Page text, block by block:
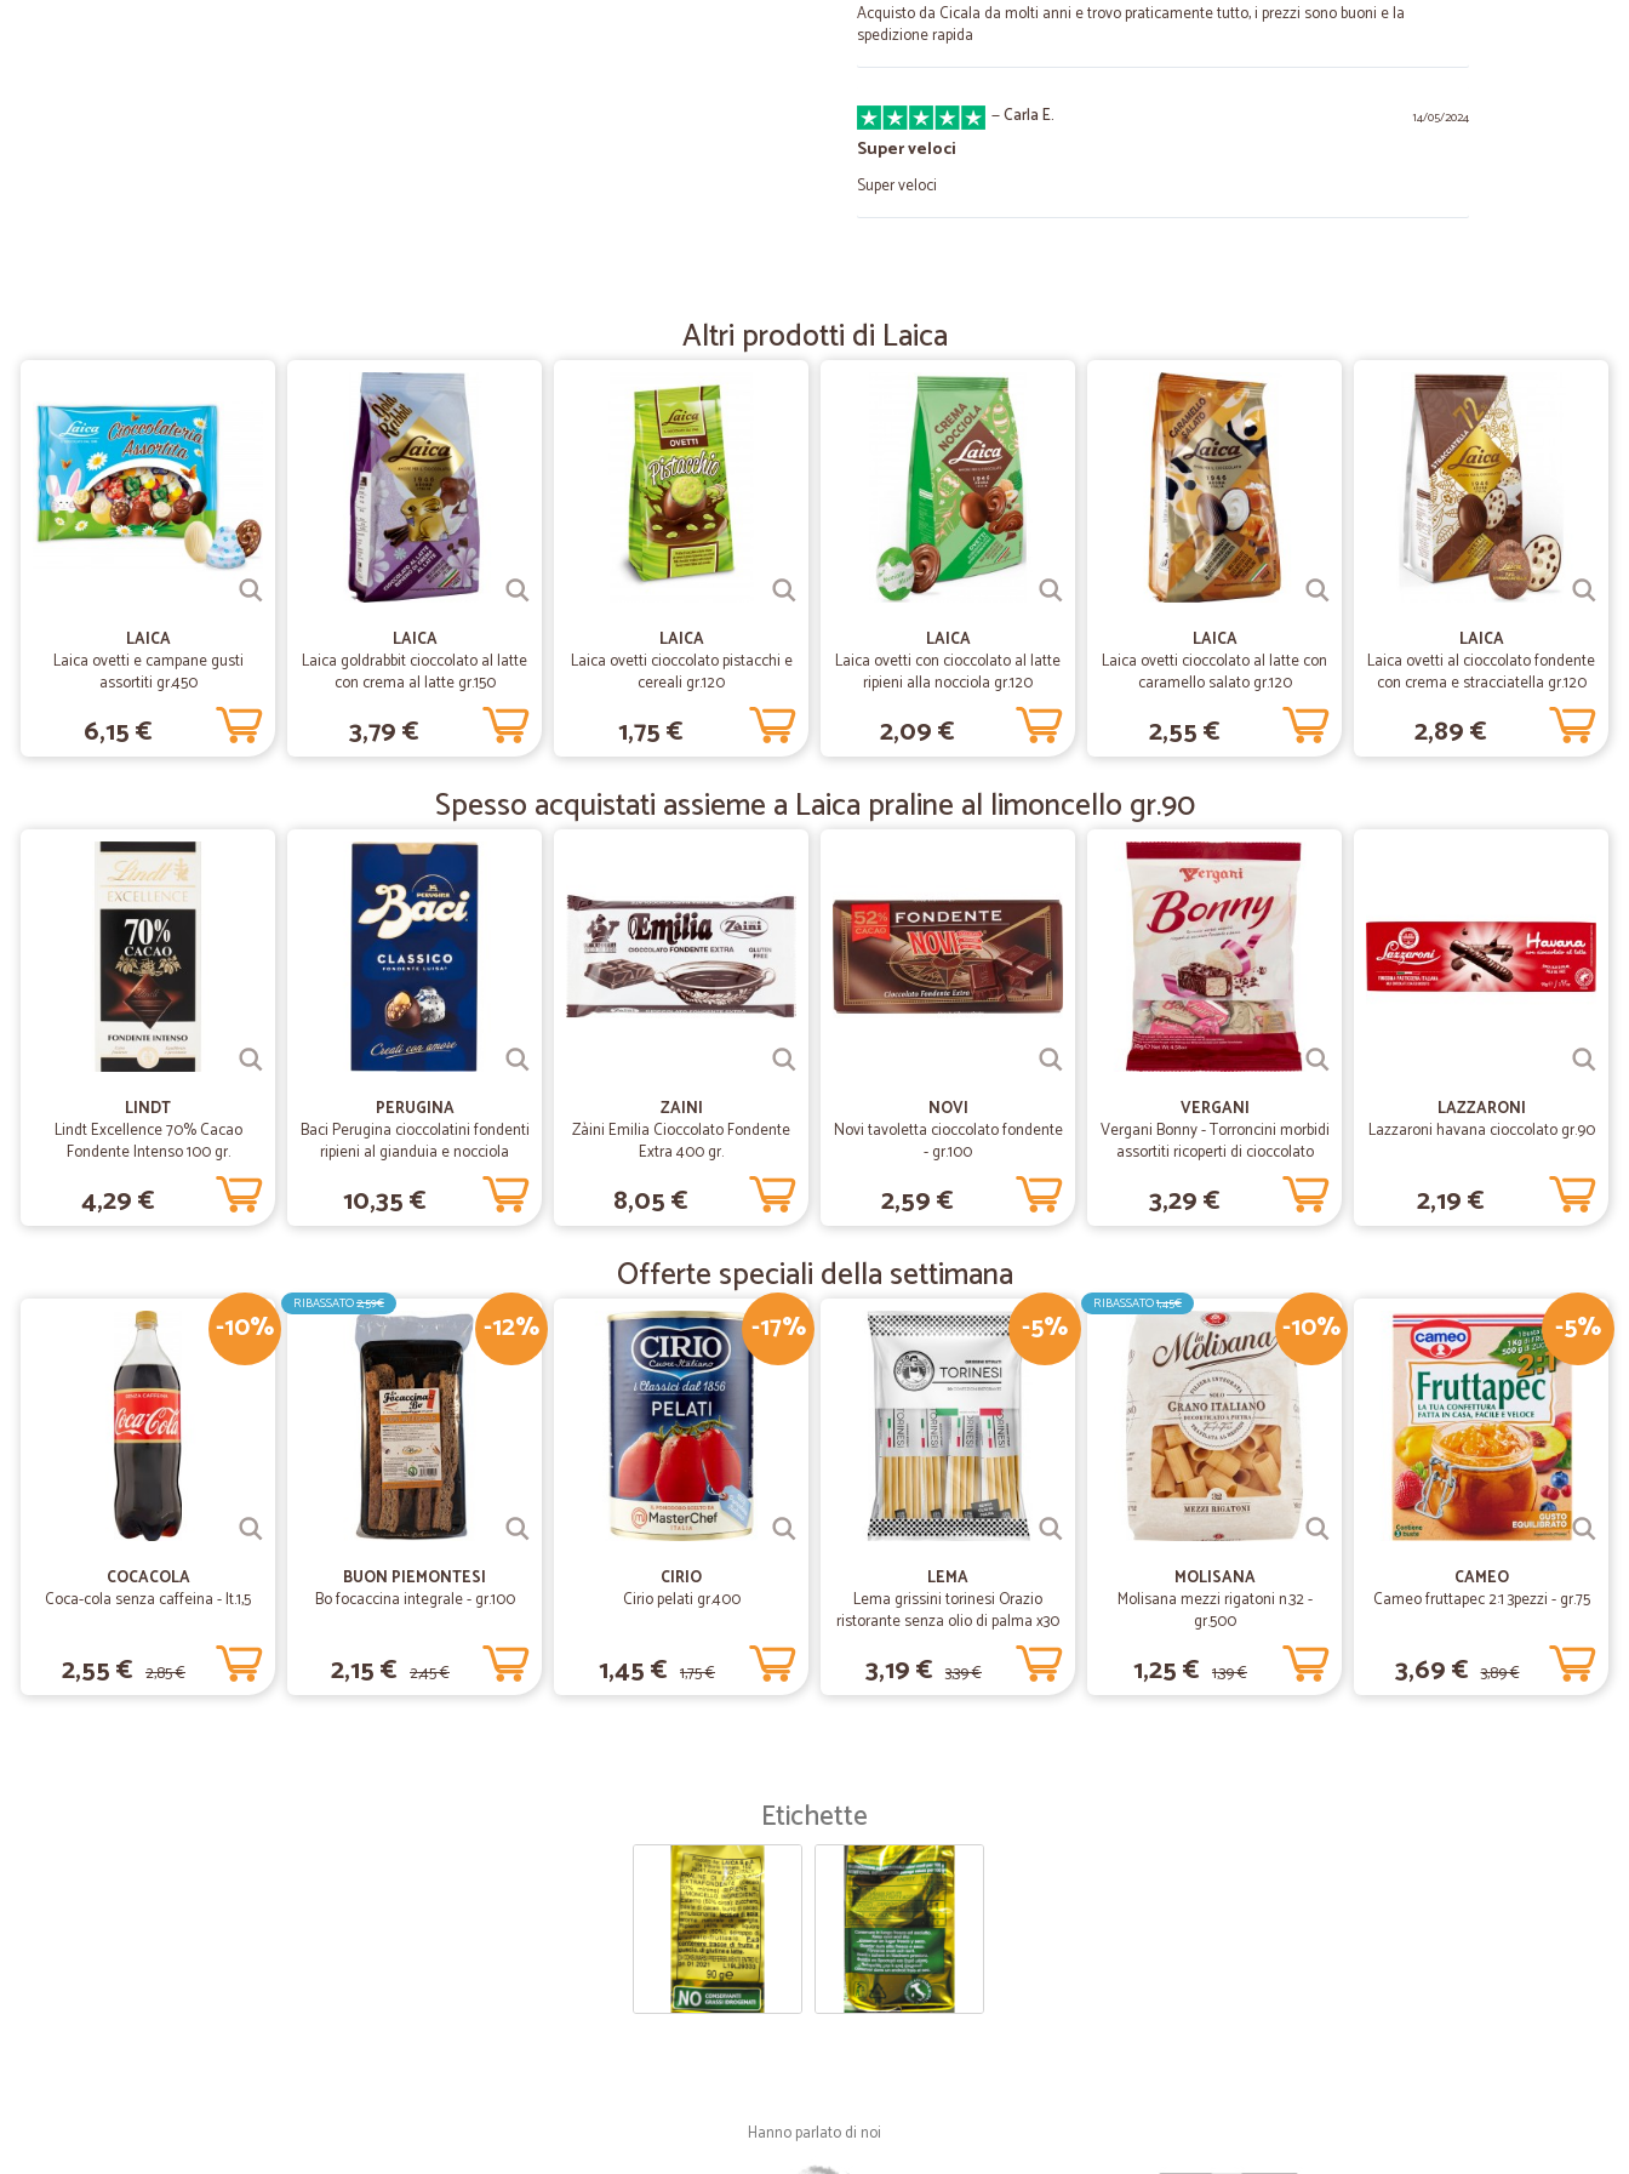
Acquisto da Cicala da molti anni e trovo praticamente tutto, i prezzi sono buoni e la
spedizione rapida
14/05/2024
—Carla E.
Super veloci
Super veloci
Sono molto soddisfatto di voi
11/12/2020
—Matteo L.
Il fresco direttamente a casa
Una vasta gamma di prodotti di qualità a prezzi davvero competitivi, qualche prodotto costa
un po' di più della media ma nel complesso mi trovo davvero bene
05/06/2020
Marilena L.
Nessun intoppo,precisi e puntuali !Di sicuro farò altri acquisti
24/02/2020
Fabrizia V.
Tutto ottimo
Servizio di qualità.
Ottimo servizio e tempi di consegna della merce nello standard.
Ottimo sito dove io mi sono trovata veramente molto bene, per velocità e cortesia e teneri
sempre informata sui tuoi acquisti.
25/02/2019
Luigia G.
Tutto perfetto
23/08/2017
— Trustpilot
La carne è super e ottima la puntualità …
La carne è super e ottima la puntualità nella consegna
Altri prodotti di Laica
LAICA
Laica ovetti e campane gusti
assortiti gr.450
6,15 €
LAICA
Laica goldrabbit cioccolato al latte
con crema al latte gr.150
3,79 €
LAICA
Laica ovetti cioccolato pistacchi e
cereali gr.120
1,75 €
LAICA
Laica ovetti con cioccolato al latte
ripieni alla nocciola gr.120
2,09 €
LAICA
Laica ovetti cioccolato al latte con
caramello salato gr.120
2,55 €
LAICA
Laica ovetti al cioccolato fondente
con crema e stracciatella gr.120
2,89 €
Spesso acquistati assieme a Laica praline al limoncello gr.90
LINDT
Lindt Excellence 70% Cacao
Fondente Intenso 100 gr.
4,29 €
PERUGINA
Baci Perugina cioccolatini fondenti
ripieni al gianduia e nocciola
10,35 €
ZAINI
Zàini Emilia Cioccolato Fondente
Extra 400 gr.
8,05 €
NOVI
Novi tavoletta cioccolato fondente
- gr.100
2,59 €
VERGANI
Vergani Bonny - Torroncini morbidi
assortiti ricoperti di cioccolato
fondente e bianco 130 gr.
3,29 €
LAZZARONI
Lazzaroni havana cioccolato gr.90
2,19 €
Offerte speciali della settimana
-10%
COCACOLA
Coca-cola senza caffeina - lt.1,5
2,55 € 2,85 €
-12%
RIBASSATO2,59€
BUON PIEMONTESI
Bo focaccina integrale - gr.100
2,15 € 2,45 €
-17%
CIRIO
Cirio pelati gr.400
1,45 € 1,75 €
-5%
LEMA
Lema grissini torinesi Orazio
ristorante senza olio di palma x30
3,19 € 3,39 €
-10%
RIBASSATO1,45€
MOLISANA
Molisana mezzi rigatoni n.32 -
gr.500
1,25 € 1,39 €
-5%
CAMEO
Cameo fruttapec 2:1 3pezzi - gr.75
3,69 € 3,89 €
Etichette
Hanno parlato di noi